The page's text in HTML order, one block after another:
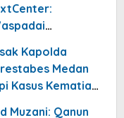
Kapolda
Medan
Kasus Kematian
Muzani: Qanun